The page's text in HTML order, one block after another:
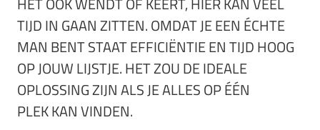
TIJD IN GAAN ZITTEN. OMDAT JE EEN ÉCHTE
MAN BENT STAAT EFFICIËNTIE EN TIJD HOOG
OP JOUW LIJSTJE. HET ZOU DE IDEALE
OPLOSSING ZIJN ALS JE ALLES OP ÉÉN
PLEK KAN VINDEN.